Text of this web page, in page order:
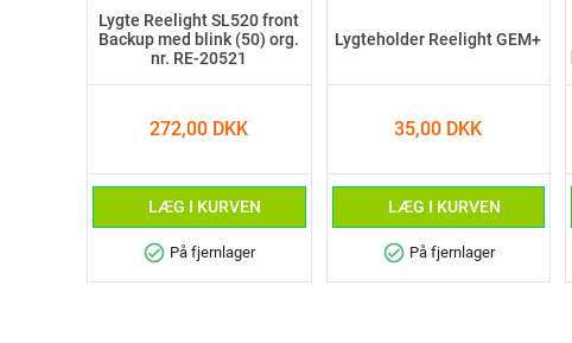
Lygte Reelight SL520 front
Backup med blink (50) org.
nr. RE-20521
272,00 DKK
LÆG I KURVEN
check_circle På fjernlager
Lygteholder Reelight GEM+
35,00 DKK
LÆG I KURVEN
check_circle På fjernlager